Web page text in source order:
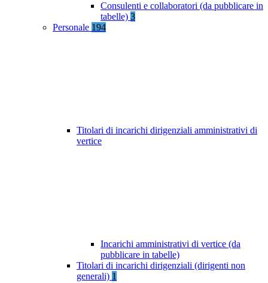
Consulenti e collaboratori (da pubblicare in
tabelle) 3
Personale 194
Titolari di incarichi dirigenziali amministrativi di
vertice
Incarichi amministrativi di vertice (da
pubblicare in tabelle)
Titolari di incarichi dirigenziali (dirigenti non
generali) 1